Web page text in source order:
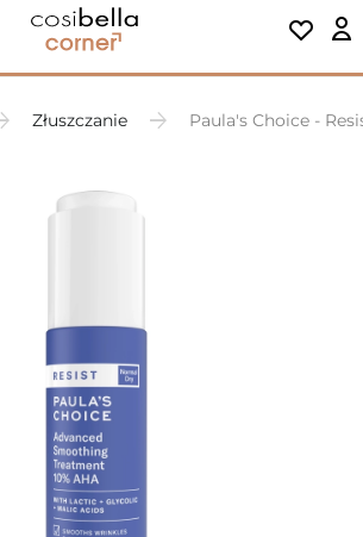
Złuszczanie Paula's Choice -